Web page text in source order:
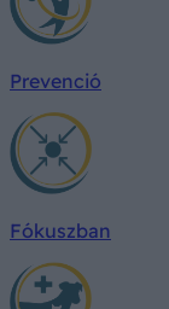
Prevenció
Fókuszban